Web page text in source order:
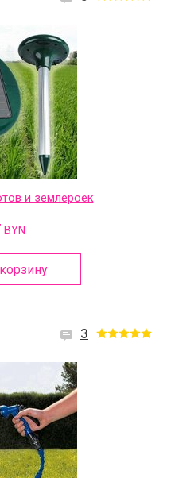
и землероек
BYN
3